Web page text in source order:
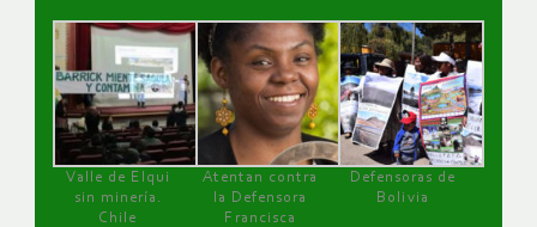
Valle de Elqui
sin minería.
Chile
Atentan contra
la Defensora
Francisca
Defensoras de
Bolivia